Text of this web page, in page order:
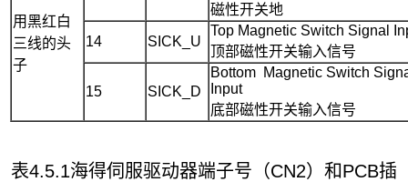
用黑红白
三线的头
子
磁性开关地
14 SICK_U
Top Magnetic Switch Signal
顶部磁性开关输入信号
15 SICK_D
Bottom Magnetic Switch
Input
底部磁性开关输入信号
表4.5.1海得伺服驱动器端子号（CN2）和PCB插